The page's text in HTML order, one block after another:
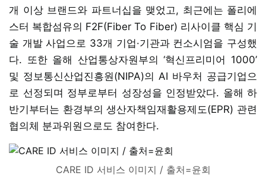
개 이상 브랜드와 파트너십을 맺었고, 최근에는 폴리에
스터 복합섬유의 F2F(Fiber To Fiber) 리사이클 핵심 기
술 개발 사업으로 33개 기업·기관과 컨소시엄을 구성했
다. 또한 올해 산업통상자원부의 ‘혁신프리미어 1000’
및 정보통신산업진흥원(NIPA)의 AI 바우처 공급기업으
로 선정되며 정부로부터 성장성을 인정받았다. 올해 하
반기부터는 환경부의 생산자책임재활용제도(EPR) 관련
협의체 분과위원으로도 참여한다.
CARE ID 서비스 이미지 / 출처=윤회